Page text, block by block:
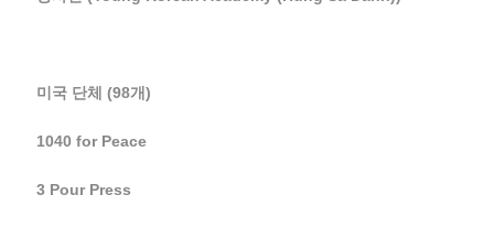
미국 단체 (98개)
1040 for Peace
3 Pour Press